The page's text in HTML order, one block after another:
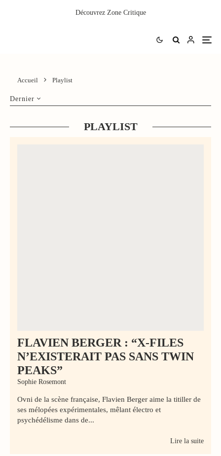
Découvrez Zone Critique
Accueil Playlist
Dernier
PLAYLIST
FLAVIEN BERGER : “X-FILES
N’EXISTERAIT PAS SANS TWIN
PEAKS”
Sophie Rosemont
Ovni de la scène française, Flavien Berger aime la titiller de
ses mélopées expérimentales, mêlant électro et
psychédélisme dans de...
Lire la suite